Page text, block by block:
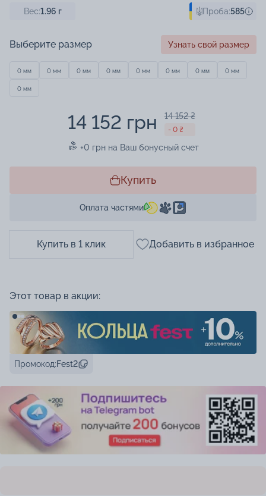
Вес:1.96 г Проба:585
Выберите размер Узнать свой размер
0 мм 0 мм 0 мм 0 мм 0 мм 0 мм 0 мм 0 мм
0 мм
14 152 грн 14 152 ₴
- 0 ₴
+0 грн на Ваш бонусный счет
Купить
Оплата частями
Купить в 1 клик Добавить в избранное
Этот товар в акции:
Промокод:Fest2